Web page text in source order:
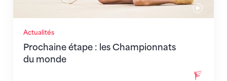
Actualités
Prochaine étape : les Championnats
du monde